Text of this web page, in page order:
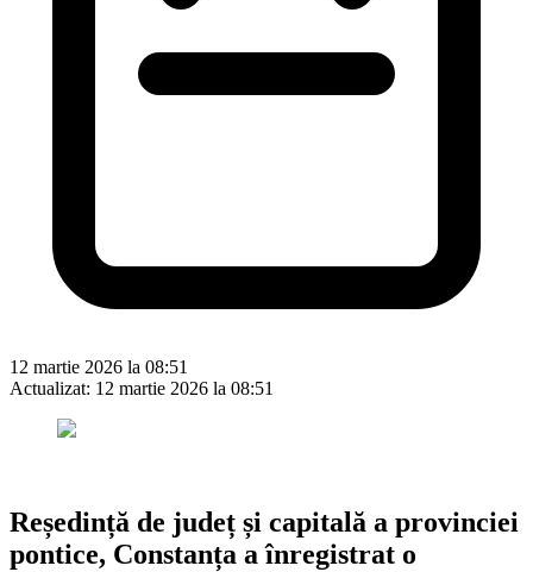
12 martie 2026 la 08:51
Actualizat: 12 martie 2026 la 08:51
Reședință de județ și capitală a provinciei
pontice, Constanța a înregistrat o